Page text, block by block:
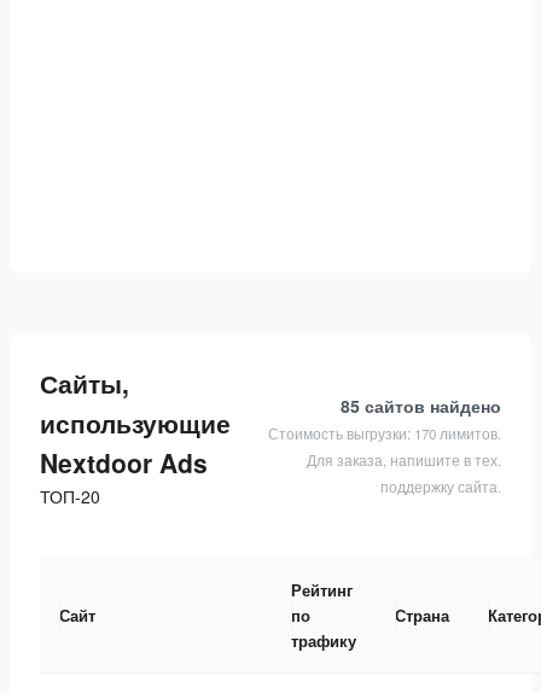
Сайты,
использующие
Nextdoor Ads
ТОП-20
85 сайтов найдено
Стоимость выгрузки: 170 лимитов.
Для заказа, напишите в тех.
поддержку сайта.
Сайт
Рейтинг
по
трафику
Страна